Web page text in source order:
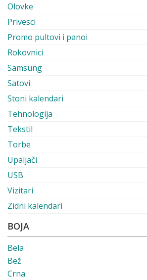
Olovke
Privesci
Promo pultovi i panoi
Rokovnici
Samsung
Satovi
Stoni kalendari
Tehnologija
Tekstil
Torbe
Upaljači
USB
Vizitari
Zidni kalendari
BOJA
Bela
Bež
Crna